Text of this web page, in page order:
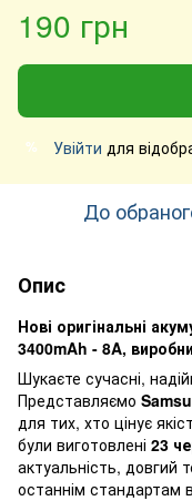
190 грн
% Увійти для
До
Опис
Нові оригінальні
3400mAh - 8A,
Шукаєте сучасні,
Представляємо
для тих, хто цінує
були виготовлені 23
актуальність, довгий
останнім стандартам